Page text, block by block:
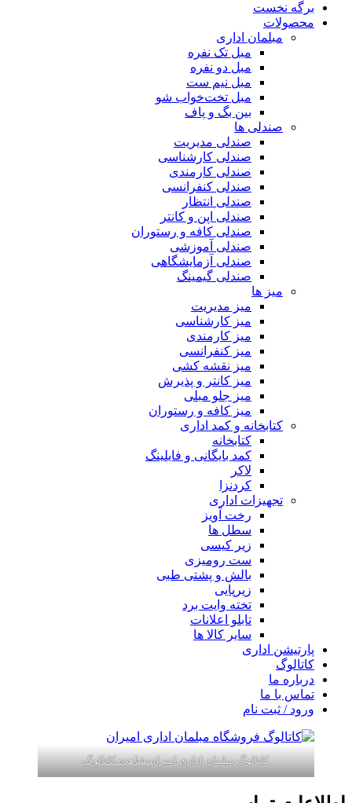
برگه نخست
محصولات
مبلمان اداری
مبل تک نفره
مبل دو نفره
مبل نیم ست
مبل تخت‌خواب شو
بین بگ و پاف
صندلی ها
صندلی مدیریت
صندلی کارشناسی
صندلی کارمندی
صندلی کنفرانسی
صندلی انتظار
صندلی اپن و کانتر
صندلی کافه و رستوران
صندلی آموزشی
صندلی آزمایشگاهی
صندلی گیمینگ
میز ها
میز مدیریت
میز کارشناسی
میز کارمندی
میز کنفرانسی
میز نقشه کشی
میز کانتر و پذیرش
میز جلو مبلی
میز کافه و رستوران
کتابخانه و کمد اداری
کتابخانه
کمد بایگانی و فایلینگ
لاکر
کردنزا
تجهیزات اداری
رخت آویز
سطل ها
زیر کیسی
ست رومیزی
بالش و پشتی طبی
زیرپایی
تخته وایت برد
تابلو اعلانات
سایر کالا ها
پارتیشن اداری
کاتالوگ
درباره ما
تماس با ما
ورود / ثبت نام
کاتالوگ مبلمان اداری امیرانمشاهده کاتالوگ